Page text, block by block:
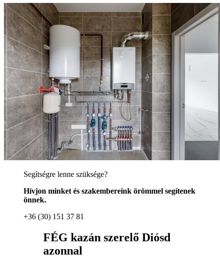
Segítségre lenne szüksége?
Hívjon minket és szakembereink örömmel segítenek
önnek.
+36 (30) 151 37 81
FÉG kazán szerelő Diósd
azonnal